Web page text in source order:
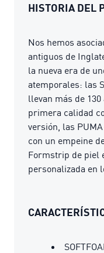
HISTORIA DEL
Nos hemos
antiguos de
la nueva era de
atemporales: las
llevan más de
primera calidad
versión, las
con un empeine
Formstrip de piel
personalizada en